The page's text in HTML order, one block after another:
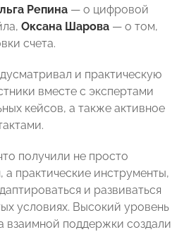
Репина — о цифровой
Оксана Шарова — о том,
счета.
и практическую
вместе с экспертами
кейсов, а также активное
получили не просто
а практические инструменты,
и развиваться
условиях. Высокий уровень
взаимной поддержки создали